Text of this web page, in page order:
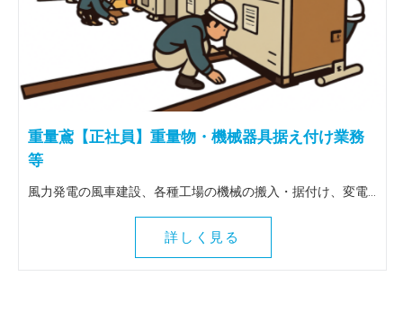
重量鳶【正社員】重量物・機械器具据え付け業務
等
詳しく見る